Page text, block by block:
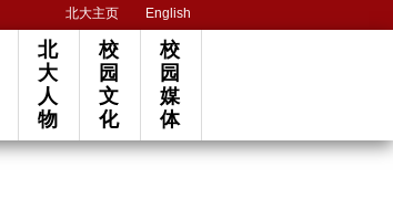
北大主页 English
北
大
人
物
校
园
文
化
校
园
媒
体